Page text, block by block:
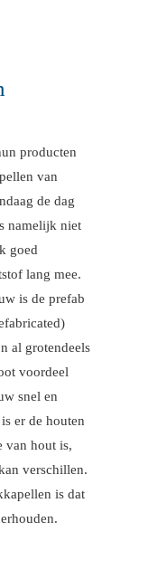
producten
van
de dag
namelijk niet
goed
lang mee.
is de prefab
al grotendeels
voordeel
snel en
er de houten
van hout is,
verschillen.
is dat